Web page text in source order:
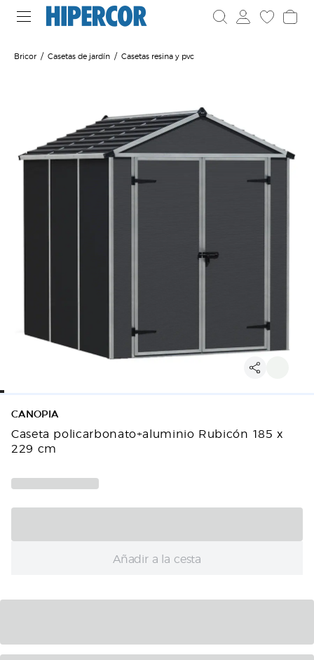
Bricor Casetas de jardín Casetas resina y pvc
CANOPIA
Caseta policarbonato+aluminio Rubicón 185 x
229 cm
Añadir a la cesta